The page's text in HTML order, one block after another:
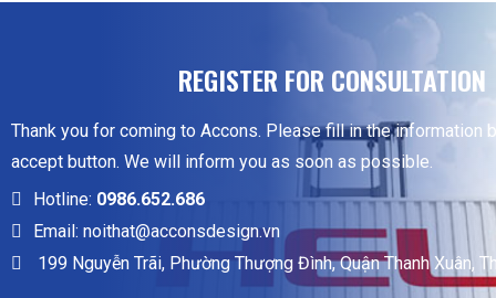
REGISTER FOR CONSULTATION
Thank you for coming to Accons. Please fill in the information
accept button. We will inform you as soon as possible.
Hotline: 0986.652.686
Email: noithat@acconsdesign.vn
199 Nguyễn Trãi, Phường Thượng Đình, Quận Thanh Xuân,